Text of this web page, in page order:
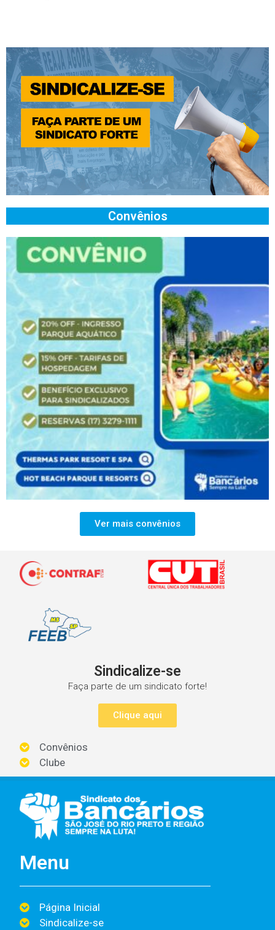
Convênios
Ver mais convênios
Sindicalize-se
Faça parte de um sindicato forte!
Clique aqui
Convênios
Clube
Menu
Página Inicial
Sindicalize-se